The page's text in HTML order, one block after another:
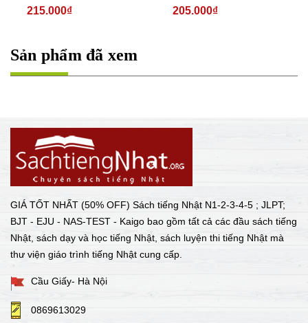
tiếng Việt)
215.000₫
tiếng Việt)
205.000₫
Sản phẩm đã xem
GIÁ TỐT NHẤT (50% OFF) Sách tiếng Nhật N1-2-3-4-5 ; JLPT;
BJT - EJU - NAS-TEST - Kaigo bao gồm tất cả các đầu sách tiếng
Nhật, sách dạy và học tiếng Nhật, sách luyện thi tiếng Nhật mà
thư viện giáo trình tiếng Nhật cung cấp.
Cầu Giấy- Hà Nội
0869613029